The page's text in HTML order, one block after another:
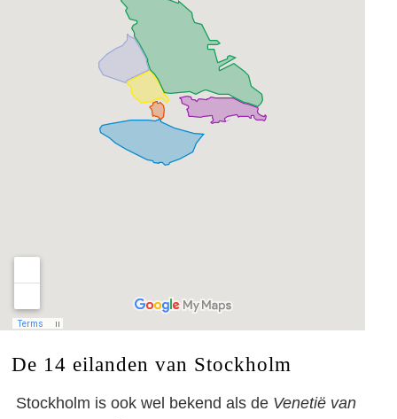
De 14 eilanden van Stockholm
Stockholm is ook wel bekend als de Venetië van